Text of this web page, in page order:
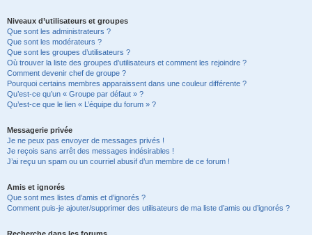
Niveaux d’utilisateurs et groupes
Que sont les administrateurs ?
Que sont les modérateurs ?
Que sont les groupes d’utilisateurs ?
Où trouver la liste des groupes d’utilisateurs et comment les rejoindre ?
Comment devenir chef de groupe ?
Pourquoi certains membres apparaissent dans une couleur différente ?
Qu’est-ce qu’un « Groupe par défaut » ?
Qu’est-ce que le lien « L’équipe du forum » ?
Messagerie privée
Je ne peux pas envoyer de messages privés !
Je reçois sans arrêt des messages indésirables !
J’ai reçu un spam ou un courriel abusif d’un membre de ce forum !
Amis et ignorés
Que sont mes listes d’amis et d’ignorés ?
Comment puis-je ajouter/supprimer des utilisateurs de ma liste d’amis ou d’ignorés ?